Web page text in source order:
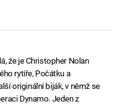
že je Christopher Nolan
rytíře, Počátku a
originální biják, v němž se
Dynamo. Jeden z